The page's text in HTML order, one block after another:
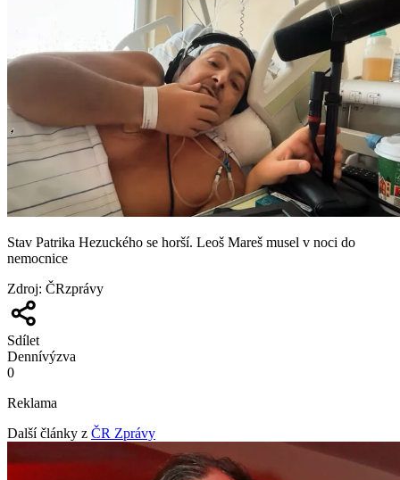
Stav Patrika Hezuckého se horší. Leoš Mareš musel v noci do
nemocnice
Zdroj: ČRzprávy
Sdílet
Dennívýzva
0
Reklama
Další články z ČR Zprávy